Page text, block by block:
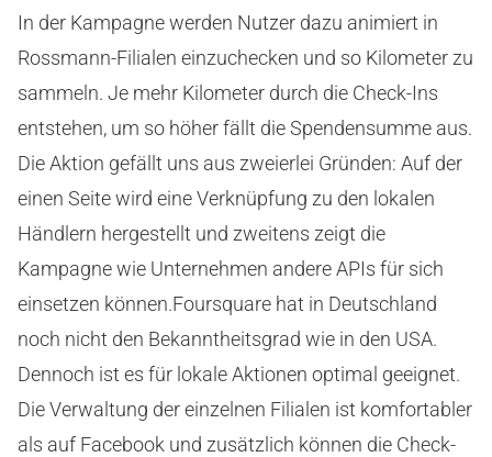
In der Kampagne werden Nutzer dazu animiert in
Rossmann-Filialen einzuchecken und so Kilometer zu
sammeln. Je mehr Kilometer durch die Check-Ins
entstehen, um so höher fällt die Spendensumme aus.
Die Aktion gefällt uns aus zweierlei Gründen: Auf der
einen Seite wird eine Verknüpfung zu den lokalen
Händlern hergestellt und zweitens zeigt die
Kampagne wie Unternehmen andere APIs für sich
einsetzen können.Foursquare hat in Deutschland
noch nicht den Bekanntheitsgrad wie in den USA.
Dennoch ist es für lokale Aktionen optimal geeignet.
Die Verwaltung der einzelnen Filialen ist komfortabler
als auf Facebook und zusätzlich können die Check-